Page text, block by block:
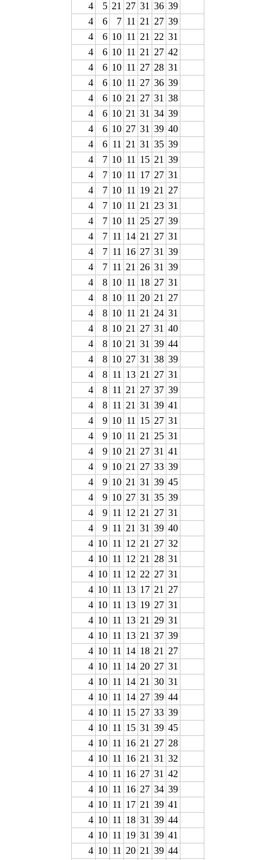
4
5 21 27 31 36 39
4
6 7 11 21 27 39
4
6 10 11 21 22 31
4
6 10 11 21 27 42
4
6 10 11 27 28 31
4
6 10 11 27 36 39
4
6 10 21 27 31 38
4
6 10 21 31 34 39
4
6 10 27 31 39 40
4
6 11 21 31 35 39
4
7 10 11 15 21 39
4
7 10 11 17 27 31
4
7 10 11 19 21
27
4
7 10 11 21 23 31
4
7 10 11 25 27 39
4
7 11 14 21 27 31
4
7 11 16 27 31 39
4
7 11 21 26 31 39
4
8 10 11 18 27 31
4
8 10 11 20 21
27
4
8 10 11 21 24 31
4
8 10 21 27 31 40
4
8 10 21 31 39 44
4
8 10 27 31 38 39
4
8 11 13 21 27 31
4
8 11 21 27 37 39
4
8 11 21 31 39 41
4
9 10 11 15 27 31
4
9 10 11 21 25 31
4
9 10 21 27 31 41
4
9 10 21 27 33 39
4
9 10 21 31 39 45
4
9 10 27 31 35 39
4
9 11 12 21 27 31
4
9 11 21 31 39 40
4 10 11 12 21 27 32
4 10 11 12 21 28 31
4 10 11 12 22 27 31
4 10 11 13 17 21
27
4 10 11 13 19 27 31
4 10 11 13 21 29 31
4 10 11 13 21 37 39
4 10 11 14 18 21
27
4 10 11 14 20 27 31
4 10 11 14 21 30 31
4 10 11 14 27 39 44
4 10 11 15 27 33 39
4 10 11 15 31 39 45
4 10 11 16 21 27 28
4 10 11 16 21 31 32
4 10 11 16 27 31 42
4 10 11 16 27 34 39
4 10 11 17 21 39 41
4 10 11 18 31 39 44
4 10 11 19 31 39 41
4 10 11 20 21 39 44